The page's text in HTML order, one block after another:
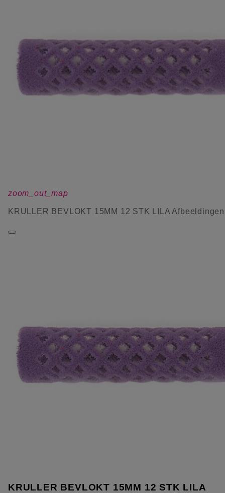
zoom_out_map
KRULLER BEVLOKT 15MM 12 STK LILA Afbeeldingen
KRULLER BEVLOKT 15MM 12 STK LILA